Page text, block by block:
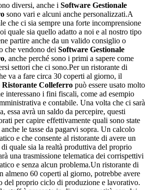
diversi, anche i Software Gestionale
sono vari e alcuni anche personalizzati.A
che ci sia sempre una forte incomprensione
quale sia quello adatto a noi e al nostro tipo
partire anche da un valido consiglio o
che vendono dei Software Gestionale
, anche perché sono i primi a sapere come
settori che ci sono.Per un ristorante di
va a fare circa 30 coperti al giorno, il
Ristorante Colleferro può essere usato molto
interessano i fini fiscali, come ad esempio
e contabile. Una volta che ci sarà
essa avrà un saldo da percepire, questi
per capire effettivamente quali sono state
le tasse da pagarvi sopra. Un calcolo
e che consente al ristorante di avere un
quale sia la realtà produttiva del proprio
una trasmissione telematica dei corrispettivi
e senza alcun problema.Un ristorante di
almeno 60 coperti al giorno, potrebbe avere
del proprio ciclo di produzione e lavorativo.